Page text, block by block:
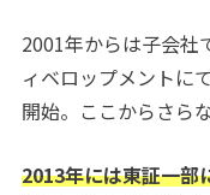
2001年からは子会社
ィベロップメントに
開始。ここからさら
2013年には東証一部